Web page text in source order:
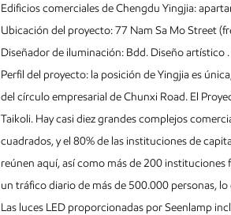
Edificios comerciales de Chengdu Yingjia:
Ubicación del proyecto: 77 Nam Sa Mo Street
Diseñador de iluminación: Bdd. Diseño artístico
Perfil del proyecto: la posición de Yingjia es
del círculo empresarial de Chunxi Road. El
Taikoli. Hay casi diez grandes complejos
cuadrados, y el 80% de las instituciones de
reúnen aquí, así como más de 200 instituciones
un tráfico diario de más de 500.000 personas,
Las luces LED proporcionadas por Seenlamp